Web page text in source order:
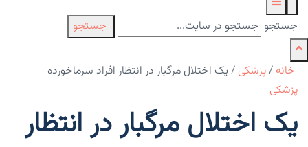
جستجو جستجو
خانه /پزشکی / یک اختلال مرگبار در انتظار افراد سرماخورده
پزشکی
یک اختلال مرگبار در انتظار